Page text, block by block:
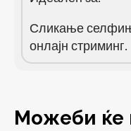
Сликање
онлајн стриминг.
Можеби ќе